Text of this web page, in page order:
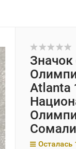
Значок
Atlanta
Осталась